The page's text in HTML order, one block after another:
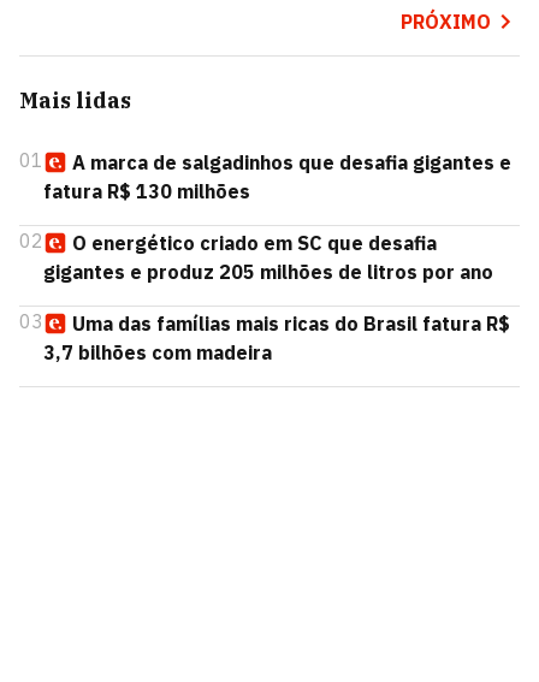
PRÓXIMO
Mais lidas
01
A marca de salgadinhos que desafia gigantes e
fatura R$ 130 milhões
02
O energético criado em SC que desafia
gigantes e produz 205 milhões de litros por ano
03
Uma das famílias mais ricas do Brasil fatura R$
3,7 bilhões com madeira